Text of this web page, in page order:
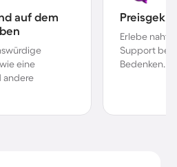
auf dem
eine
andere
Erlebe
Support bei
Bedenken.